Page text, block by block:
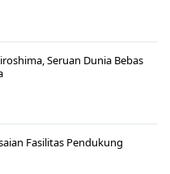
Seruan Dunia Bebas
Fasilitas Pendukung